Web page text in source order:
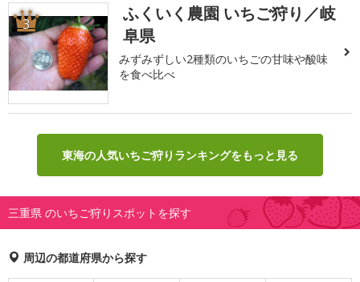
3
ふくいく農園 いちご狩り／岐
阜県
みずみずしい2種類のいちごの甘味や酸味
を食べ比べ
東海の人気いちご狩りランキングをもっと見る
三重県 のいちご狩りスポットを探す
周辺の都道府県から探す